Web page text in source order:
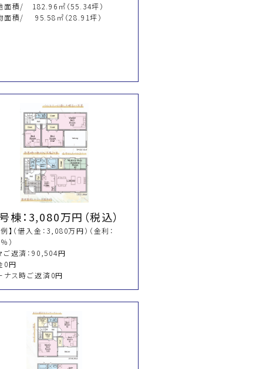
積/ 182.96㎡（55.34坪）
積/ 95.58㎡（28.91坪）
棟：3,080万円（税込）
】（借入金：3,080万円）（金利：
）
返済：90,504円
0円
ス時ご返済0円